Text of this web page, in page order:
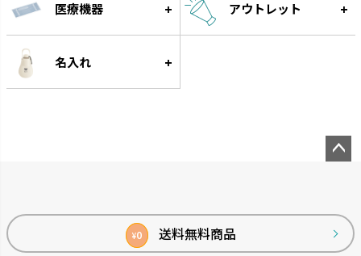
医療機器 アウトレット
名入れ
¥0 送料無料商品
ップ
へ